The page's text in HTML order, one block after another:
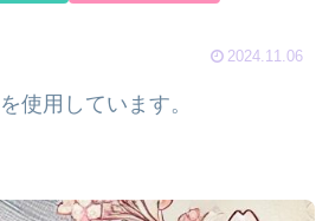
2024.11.06
使用しています。